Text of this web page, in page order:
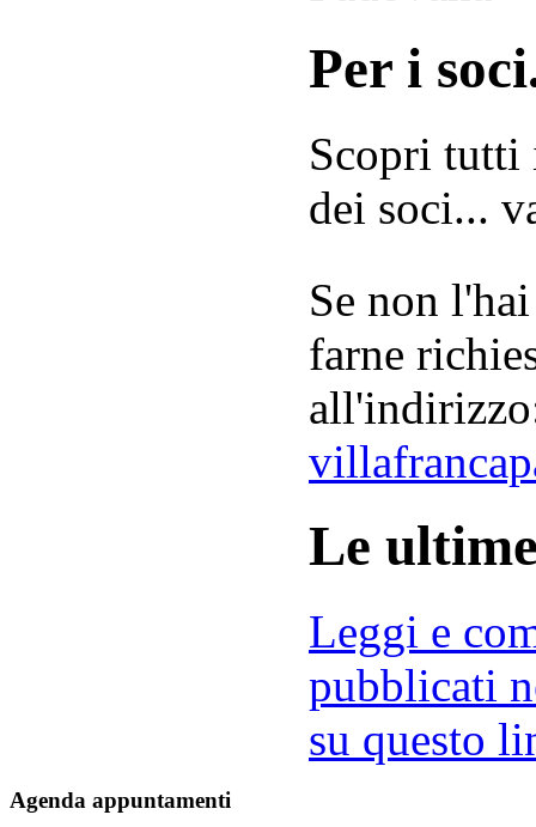
Per i
Scopri tutti
dei soci...
Se non
farne
Le
Leggi e
pubblicati
su questo
Agenda appuntamenti